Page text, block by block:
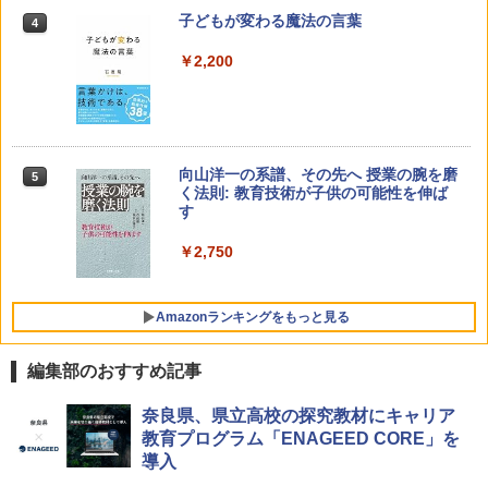
4 子どもが変わる魔法の言葉
￥2,200
5
向山洋一の系譜、その先へ 授業の腕を磨
く法則: 教育技術が子供の可能性を伸ば
す
￥2,750
Amazonランキングをもっと見る
Amazon Fire HD 10 キッズモデル (10イ
ンチ) ピンク 対象年齢3歳から 数千点の
キッズコンテンツが1年間使い放題
タッチペンで音が聞ける!はじめてずかん
1000 英語つき ([バラエティ])
ThinkFun ボードゲーム 「サーキット・
メイズ」 配線回路をプログラミングする
日本語説明書付 8歳~ 76341 誕生日 クリ
編集部のおすすめ記事
奈良県、県立高校の探究教材にキャリア
教育プログラム「ENAGEED CORE」を
導入